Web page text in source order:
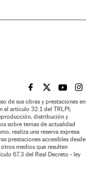
EL PAÍS BRASIL EN
EL PAÍSEL PAÍS
EL
de sus obras y prestaciones en
el artículo 32.1 del TRLPI;
distribución y
sobre temas de actualidad
realiza una reserva expresa
prestaciones accesibles desde
medios que resulten
67.3 del Real Decreto - ley